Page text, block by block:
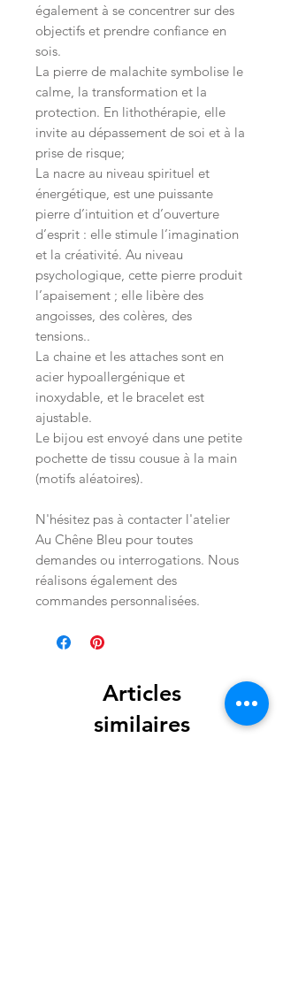
également à se concentrer sur des
objectifs et prendre confiance en
sois.
La pierre de malachite symbolise le
calme, la transformation et la
protection. En lithothérapie, elle
invite au dépassement de soi et à la
prise de risque;
La nacre au niveau spirituel et
énergétique, est une puissante
pierre d’intuition et d’ouverture
d’esprit : elle stimule l’imagination
et la créativité. Au niveau
psychologique, cette pierre produit
l’apaisement ; elle libère des
angoisses, des colères, des
tensions..
La chaine et les attaches sont en
acier hypoallergénique et
inoxydable, et le bracelet est
ajustable.
Le bijou est envoyé dans une petite
pochette de tissu cousue à la main
(motifs aléatoires).
N'hésitez pas à contacter l'atelier
Au Chêne Bleu pour toutes
demandes ou interrogations. Nous
réalisons également des
commandes personnalisées.
Articles
similaires